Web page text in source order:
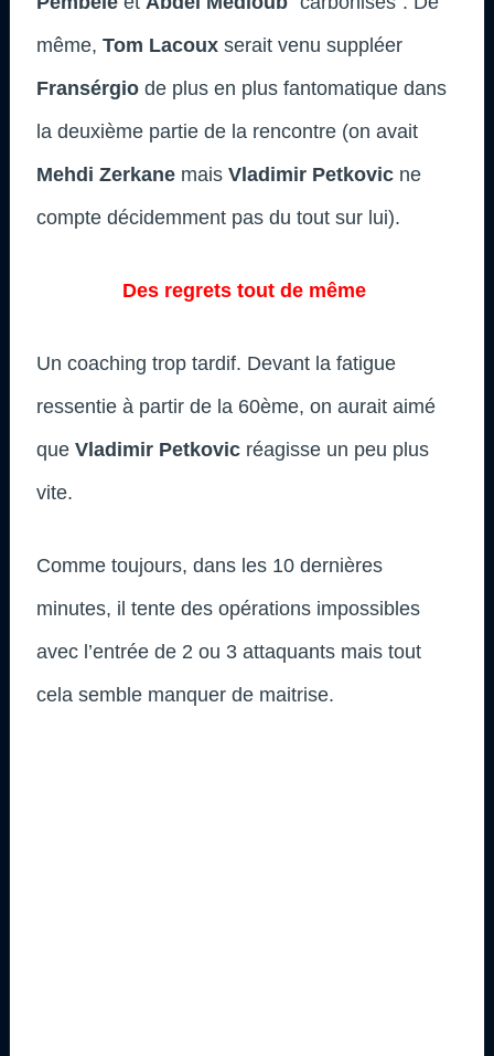
même, Tom Lacoux serait venu suppléer
Fransérgio de plus en plus fantomatique dans
la deuxième partie de la rencontre (on avait
Mehdi Zerkane mais Vladimir Petkovic ne
compte décidemment pas du tout sur lui).
Des regrets tout de même
Un coaching trop tardif. Devant la fatigue
ressentie à partir de la 60ème, on aurait aimé
que Vladimir Petkovic réagisse un peu plus
vite.
Comme toujours, dans les 10 dernières
minutes, il tente des opérations impossibles
avec l’entrée de 2 ou 3 attaquants mais tout
cela semble manquer de maitrise.